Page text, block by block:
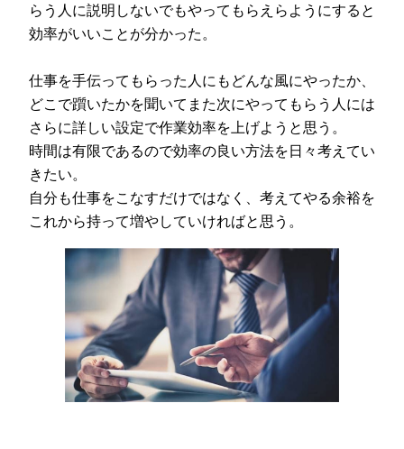
らう人に説明しないでもやってもらえらようにすると
効率がいいことが分かった。
仕事を手伝ってもらった人にもどんな風にやったか、
どこで躓いたかを聞いてまた次にやってもらう人には
さらに詳しい設定で作業効率を上げようと思う。
時間は有限であるので効率の良い方法を日々考えてい
きたい。
自分も仕事をこなすだけではなく、考えてやる余裕を
これから持って増やしていければと思う。